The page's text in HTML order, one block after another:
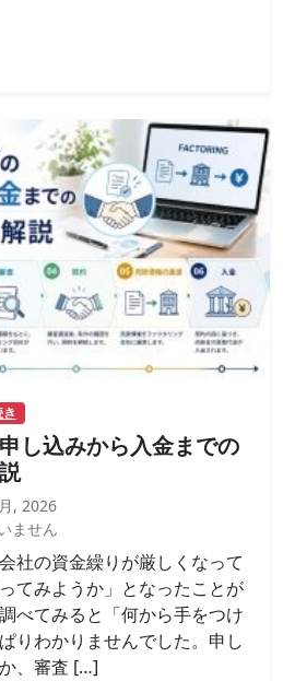
し込みから入金までの
, 2026
ません
社の資金繰りが厳しくなって
てみようか」となったことが
べてみると「何から手をつけ
りわかりませんでした。申し
、審査 […]